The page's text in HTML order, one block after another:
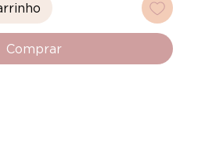
Comprar